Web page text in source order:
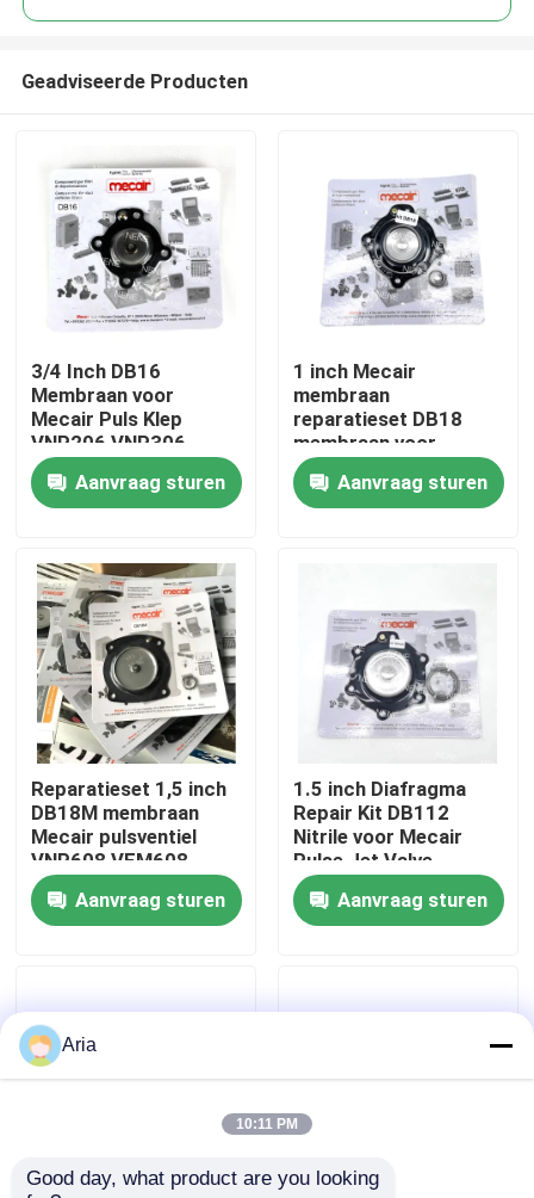
Huis
Producten
Video's
Over ons
fabriekstour
Kwaliteitscontrole
Nieuws
Pneumatische buisbevestigingen
Geadviseerde Producten
3/4 Inch DB16
Membraan voor
Mecair Puls Klep
VNP206 VNP306
VNP306 VEM306
Aanvraag sturen
1 inch Mecair
membraan
reparatieset DB18
membraan voor
Mecair pulsventiel
VNP208 VNP308
VEM208 VEM308
Aanvraag sturen
Reparatieset 1,5 inch
DB18M membraan
Mecair pulsventiel
VNP608 VEM608
VNP708 VEM708
Aanvraag sturen
1.5 inch Diafragma
Repair Kit DB112
Nitrile voor Mecair
Pulse Jet Valve
VNP212 VEM212 NBR
VITON VNP312
VEM312
Aanvraag sturen
Aria
10:11 PM
Good day, what product are you looking